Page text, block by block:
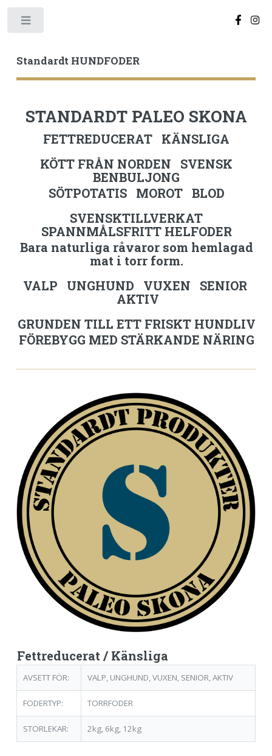
Standardt HUNDFODER
STANDARDT PALEO SKONA
FETTREDUCERAT KÄNSLIGA
KÖTT FRÅN NORDEN SVENSK
BENBULJONG
SÖTPOTATIS MOROT BLOD
SVENSKTILLVERKAT
SPANNMÅLSFRITT HELFODER
Bara naturliga råvaror som hemlagad
mat i torr form.
VALP UNGHUND VUXEN SENIOR
AKTIV
GRUNDEN TILL ETT FRISKT HUNDLIV
FÖREBYGG MED STÄRKANDE NÄRING
Fettreducerat / Känsliga
AVSETT FÖR: VALP, UNGHUND, VUXEN, SENIOR, AKTIV
FODERTYP: TORRFODER
STORLEKAR: 2kg, 6kg, 12kg